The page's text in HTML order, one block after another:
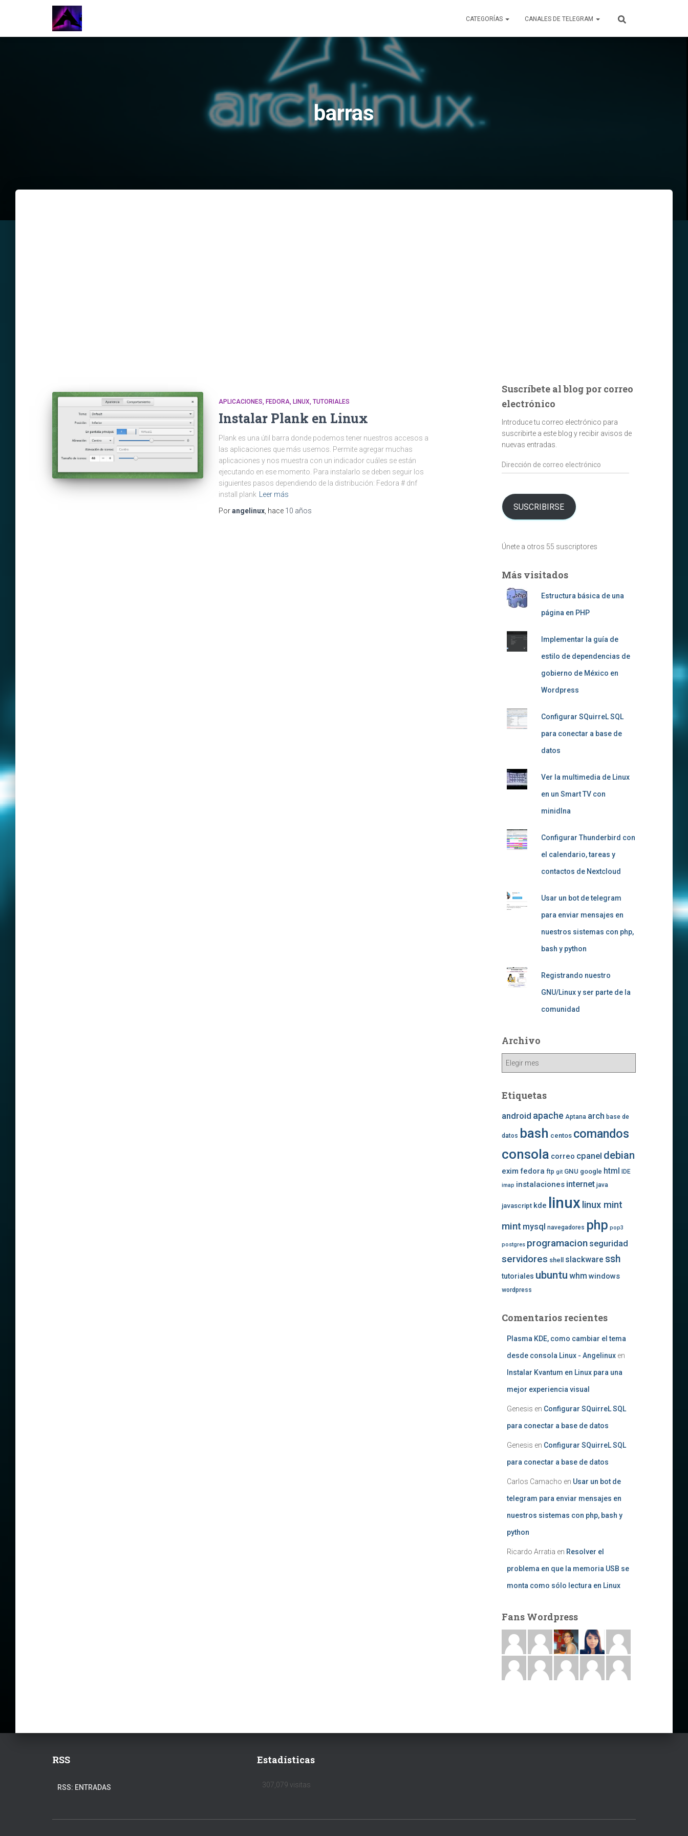
CATEGORÍAS CANALES DE TELEGRAM
barras
APLICACIONES FEDORA LINUX TUTORIALES
Instalar Plank en Linux
Plank es una útil barra donde podemos tener nuestros accesos a
las aplicaciones que más usemos. Permite agregar muchas
aplicaciones y nos muestra con un indicador cuáles se están
ejecutando en ese momento. Para instalarlo se deben seguir los
siguientes pasos dependiendo de la distribución: Fedora # dnf
install plank
Leer más
Porangelinux , hace 10 años
Suscríbete al blog por correo
electrónico
Introduce tu correo electrónico para
suscribirte a este blog y recibir avisos de
nuevas entradas.
Dirección
de
electrónico
SUSCRIBIRSE
Únete a otros 55 suscriptores
Más visitados
Estructura básica de una
página en PHP
Implementar la guía de
estilo de dependencias de
gobierno de México en
Wordpress
Configurar SQuirreL SQL
para conectar a base de
datos
Ver la multimedia de Linux
en un Smart TV con
minidlna
Configurar Thunderbird con
el calendario, tareas y
contactos de Nextcloud
Usar un bot de telegram
para enviar mensajes en
nuestros sistemas con php,
bash y python
Registrando nuestro
GNU/Linux y ser parte de la
comunidad
Archivo
Archivo
Etiquetas
android apache Aptana arch base de
datos bash centos comandos
consola correo cpanel debian
exim fedora ftp git GNU google html IDE
imap instalaciones internet java
javascript kde linux linux mint
mint mysql navegadores php pop3
postgres programacion seguridad
servidores shell slackware ssh
tutoriales ubuntu whm windows
wordpress
Comentarios recientes
Plasma KDE, como cambiar el tema
desde consola Linux - Angelinuxen
Instalar Kvantum en Linux para una
mejor experiencia visual
Genesis en Configurar SQuirreL SQL
para conectar a base de datos
Genesis en Configurar SQuirreL SQL
para conectar a base de datos
Carlos Camacho en Usar un bot de
telegram para enviar mensajes en
nuestros sistemas con php, bash y
python
Ricardo Arratia en Resolver el
problema en que la memoria USB se
monta como sólo lectura en Linux
Fans Wordpress
RSS
RSS: ENTRADAS
Estadísticas
307,079 visitas